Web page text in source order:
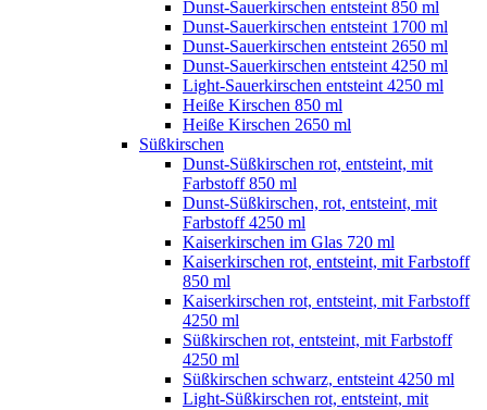
Dunst-Sauerkirschen entsteint 850 ml
Dunst-Sauerkirschen entsteint 1700 ml
Dunst-Sauerkirschen entsteint 2650 ml
Dunst-Sauerkirschen entsteint 4250 ml
Light-Sauerkirschen entsteint 4250 ml
Heiße Kirschen 850 ml
Heiße Kirschen 2650 ml
Süßkirschen
Dunst-Süßkirschen rot, entsteint, mit
Farbstoff 850 ml
Dunst-Süßkirschen, rot, entsteint, mit
Farbstoff 4250 ml
Kaiserkirschen im Glas 720 ml
Kaiserkirschen rot, entsteint, mit Farbstoff
850 ml
Kaiserkirschen rot, entsteint, mit Farbstoff
4250 ml
Süßkirschen rot, entsteint, mit Farbstoff
4250 ml
Süßkirschen schwarz, entsteint 4250 ml
Light-Süßkirschen rot, entsteint, mit